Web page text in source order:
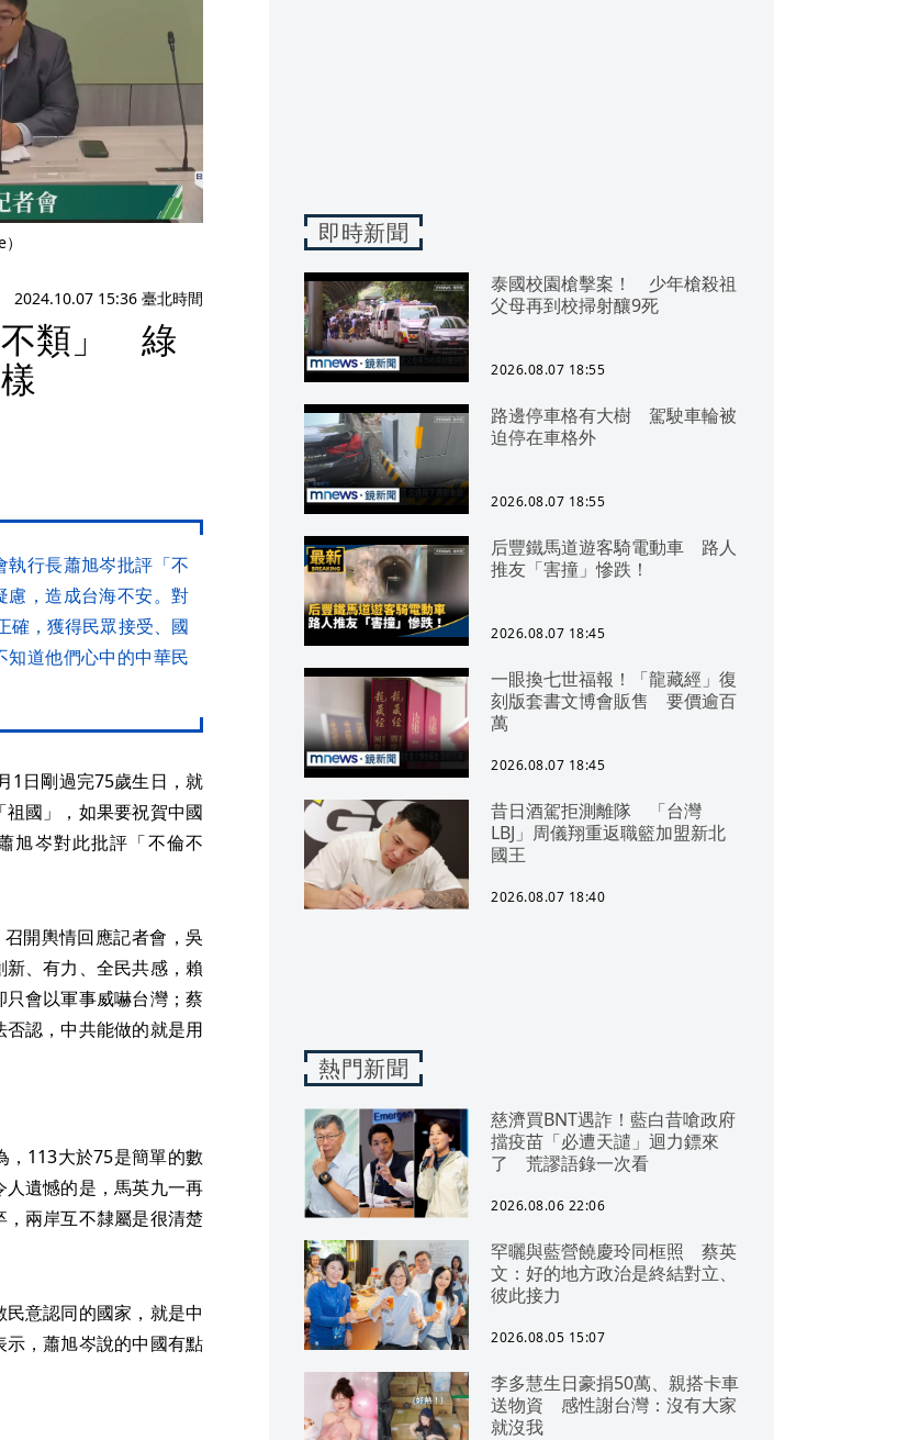
2024.10.07 15:36 臺北時間
不類」 綠
行長蕭旭岑批評「不
慮，造成台海不安。對
確，獲得民眾接受、國
道他們心中的中華民
1日剛過完75歲生日，就
國」，如果要祝賀中國
旭岑對此批評「不倫不
開輿情回應記者會，吳
、有力、全民共感，賴
會以軍事威嚇台灣；蔡
認，中共能做的就是用
，113大於75是簡單的數
遺憾的是，馬英九一再
兩岸互不隸屬是很清楚
意認同的國家，就是中
，蕭旭岑說的中國有點
即時新聞
泰國校園槍擊案！ 少年槍殺祖
父母再到校掃射釀9死
2026.08.07 18:55
路邊停車格有大樹 駕駛車輪被
迫停在車格外
2026.08.07 18:55
后豐鐵馬道遊客騎電動車 路人
推友「害撞」慘跌！
2026.08.07 18:45
一眼換七世福報！「龍藏經」復
刻版套書文博會販售 要價逾百
萬
2026.08.07 18:45
昔日酒駕拒測離隊 「台灣
LBJ」周儀翔重返職籃加盟新北
國王
2026.08.07 18:40
熱門新聞
慈濟買BNT遇詐！藍白昔嗆政府
擋疫苗「必遭天譴」迴力鏢來
了 荒謬語錄一次看
2026.08.06 22:06
罕曬與藍營饒慶玲同框照 蔡英
文：好的地方政治是終結對立、
彼此接力
2026.08.05 15:07
李多慧生日豪捐50萬、親搭卡車
送物資 感性謝台灣：沒有大家
就沒我